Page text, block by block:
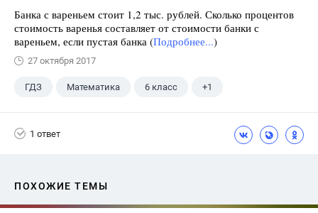
Банка с вареньем стоит 1,2 тыс. рублей. Сколько процентов
стоимость варенья составляет от стоимости банки с
вареньем, если пустая банка (Подробнее...)
27 октября 2017
ГДЗ Математика 6 класс +1
1 ответ
ПОХОЖИЕ ТЕМЫ